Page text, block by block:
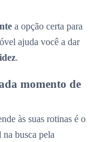
a opção certa para
ajuda você a dar
.
momento de
às suas rotinas é o
busca pela